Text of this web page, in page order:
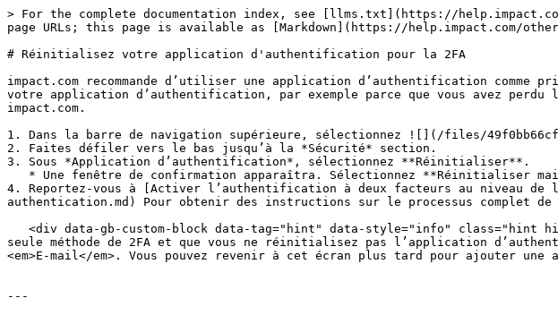
> For the complete documentation index, see [llms.txt](https://
page URLs; this page is available as [Markdown](https://help.impact.com/
# Réinitialisez votre application d'authentification pour la 2FA
impact.com recommande d’utiliser une application d’authentification
votre application d’authentification, par exemple parce que vous avez
impact.com.
1. Dans la barre de navigation supérieure, sélectionnez ![](/files/
2. Faites défiler vers le bas jusqu’à la *Sécurité* section.
3. Sous *Application d’authentification*, sélectionnez **Réinitialiser**.
4. Reportez-vous à [Activer l’authentification à deux facteurs au niveau
authentication.md) Pour obtenir des instructions sur le processus complet
seule méthode de 2FA et que vous ne réinitialisez pas l’application
<em>E-mail</em>. Vous pouvez revenir à cet écran plus tard pour ajouter
---